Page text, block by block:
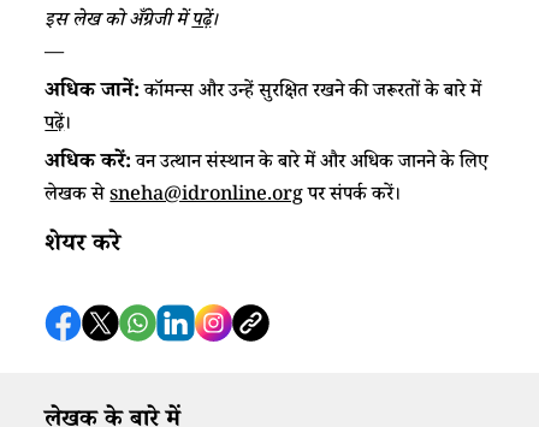
इस लेख को अँग्रेजी मेंपढ़ें।
—
अधिक जानें:कॉमन्स और उन्हें सुरक्षित रखने की जरूरतों के बारे में
पढ़ें।
अधिक करें:वन उत्थान संस्थान के बारे में और अधिक जानने के लिए
लेखक सेsneha@idronline.orgपर संपर्क करें।
शेयर करे